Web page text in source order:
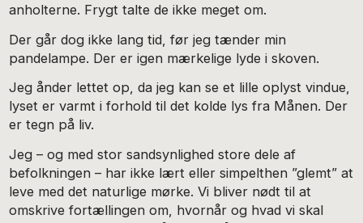
anholterne. Frygt talte de ikke meget om.
Der går dog ikke lang tid, før jeg tænder min
pandelampe. Der er igen mærkelige lyde i skoven.
Jeg ånder lettet op, da jeg kan se et lille oplyst vindue,
lyset er varmt i forhold til det kolde lys fra Månen. Der
er tegn på liv.
Jeg – og med stor sandsynlighed store dele af
befolkningen – har ikke lært eller simpelthen ”glemt” at
leve med det naturlige mørke. Vi bliver nødt til at
omskrive fortællingen om, hvornår og hvad vi skal